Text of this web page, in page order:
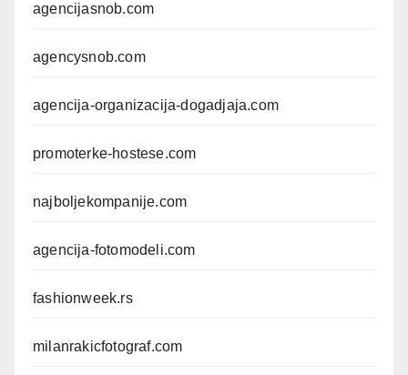
agencijasnob.com
agencysnob.com
agencija-organizacija-dogadjaja.com
promoterke-hostese.com
najboljekompanije.com
agencija-fotomodeli.com
fashionweek.rs
milanrakicfotograf.com